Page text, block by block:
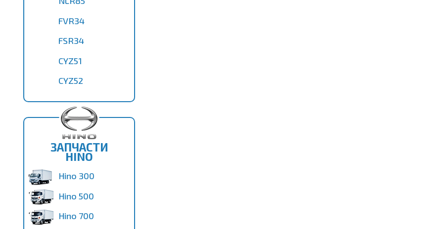
FVR34
FSR34
CYZ51
CYZ52
ЗАПЧАСТИ
HINO
Hino 300
Hino 500
Hino 700